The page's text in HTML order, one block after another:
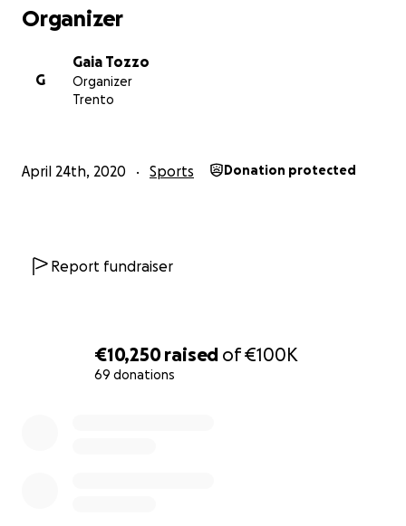
€10,250raised of€100K
69 donations
Organizer
G
Gaia Tozzo
Organizer
Trento
April 24th, 2020 Sports Donation protected
Report fundraiser